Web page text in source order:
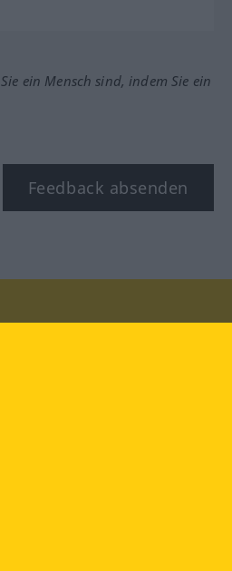
ein Mensch sind, indem Sie ein
Feedback absenden